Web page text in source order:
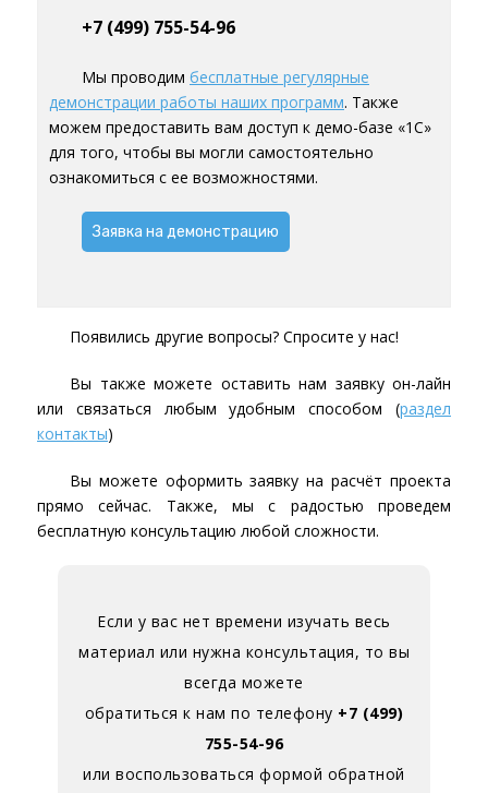
+7 (499) 755-54-96
Мы проводим бесплатные регулярные
демонстрации работы наших программ. Также
можем предоставить вам доступ к демо-базе «1С»
для того, чтобы вы могли самостоятельно
ознакомиться с ее возможностями.
Заявка на демонстрацию
Появились другие вопросы? Спросите у нас!
Вы также можете оставить нам заявку он-лайн
или связаться любым удобным способом (раздел
контакты)
Вы можете оформить заявку на расчёт проекта
прямо сейчас. Также, мы с радостью проведем
бесплатную консультацию любой сложности.
Если у вас нет времени изучать весь
материал или нужна консультация, то вы
всегда можете
обратиться к нам по телефону +7 (499)
755-54-96
или воспользоваться формой обратной